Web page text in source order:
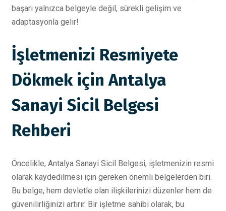
başarı yalnızca belgeyle değil, sürekli gelişim ve
adaptasyonla gelir!
İşletmenizi Resmiyete
Dökmek için Antalya
Sanayi Sicil Belgesi
Rehberi
Öncelikle, Antalya Sanayi Sicil Belgesi, işletmenizin resmi
olarak kaydedilmesi için gereken önemli belgelerden biri.
Bu belge, hem devletle olan ilişkilerinizi düzenler hem de
güvenilirliğinizi artırır. Bir işletme sahibi olarak, bu